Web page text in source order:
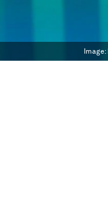
Image: